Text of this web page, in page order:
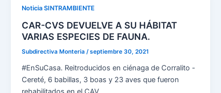
Noticia SINTRAMBIENTE
CAR-CVS DEVUELVE A SU HÁBITAT
VARIAS ESPECIES DE FAUNA.
Subdirectiva Monteria/septiembre 30, 2021
#EnSuCasa. Reitroducidos en ciénaga de Corralito -
Cereté, 6 babillas, 3 boas y 23 aves que fueron